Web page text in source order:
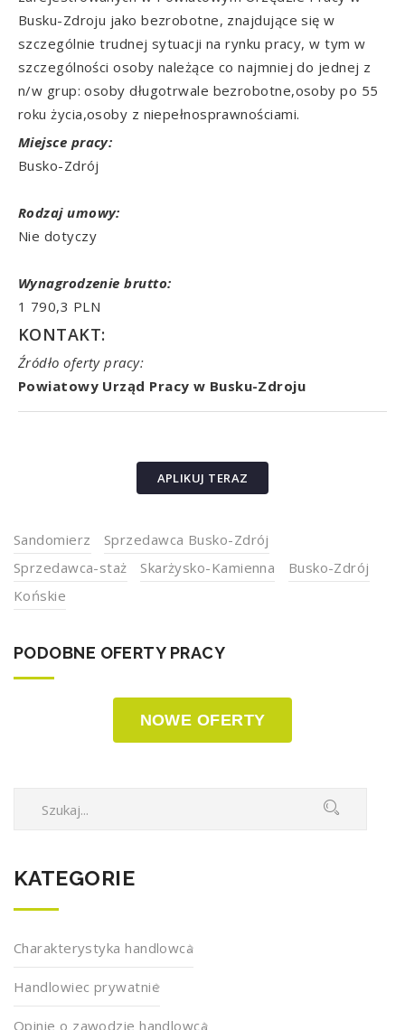
Busku-Zdroju jako bezrobotne, znajdujące się w
szczególnie trudnej sytuacji na rynku pracy, w tym w
szczególności osoby należące co najmniej do jednej z
n/w grup: osoby długotrwale bezrobotne,osoby po 55
roku życia,osoby z niepełnosprawnościami.
Miejsce pracy:
Busko-Zdrój
Rodzaj umowy:
Nie dotyczy
Wynagrodzenie brutto:
1 790,3 PLN
KONTAKT:
Źródło oferty pracy:
Powiatowy Urząd Pracy w Busku-Zdroju
APLIKUJ TERAZ
Sandomierz
Sprzedawca Busko-Zdrój
Sprzedawca-staż
Skarżysko-Kamienna
Busko-Zdrój
Końskie
PODOBNE OFERTY PRACY
NOWE OFERTY
KATEGORIE
Charakterystyka handlowca
Handlowiec prywatnie
Opinie o zawodzie handlowca